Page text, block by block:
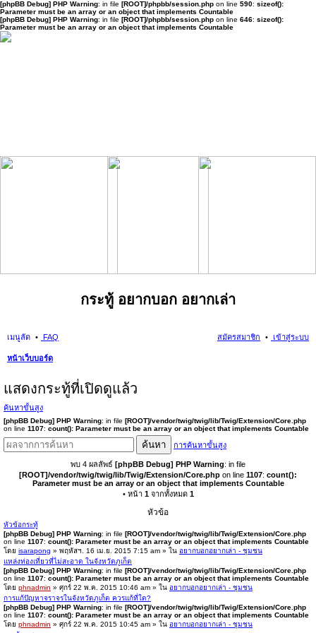
[phpBB Debug] PHP Warning: in file [ROOT]/phpbb/session.php on line 590: sizeof():
Parameter must be an array or an object that implements Countable
[phpBB Debug] PHP Warning: in file [ROOT]/phpbb/session.php on line 646: sizeof():
Parameter must be an array or an object that implements Countable
กระทู้ อยากบอก อยากเล่า
เมนูลัด FAQ เข้าสู่ระบบ
สมัครสมาชิก
หน้าเว็บบอร์ด
แสดงกระทู้ที่เปิดดูแล้ว
ค้นหาขั้นสูง
[phpBB Debug] PHP Warning: in file [ROOT]/vendor/twig/twig/lib/Twig/Extension/Core.php
on line 1107: count(): Parameter must be an array or an object that implements Countable
ค้นหา การค้นหาขั้นสูง
พบ 4 ผลลัพธ์ [phpBB Debug] PHP Warning: in file
[ROOT]/vendor/twig/twig/lib/Twig/Extension/Core.php on line 1107: count():
Parameter must be an array or an object that implements Countable
• หน้า 1จากทั้งหมด 1
หัวข้อ
หัวข้อกระทู้
[phpBB Debug] PHP Warning: in file [ROOT]/vendor/twig/twig/lib/Twig/Extension/Core.php
on line 1107: count(): Parameter must be an array or an object that implements Countable
โดย isarapong » พฤหัสฯ. 16 เม.ย. 2015 7:15 am » ใน อยากบอกอยากเล่า - ชุมชน
แหล่งท่องเที่ยวที่ไม่สะอาด ในจังหวัดภูเก็ต
[phpBB Debug] PHP Warning: in file [ROOT]/vendor/twig/twig/lib/Twig/Extension/Core.php
on line 1107: count(): Parameter must be an array or an object that implements Countable
โดย phnadmin » ศุกร์ 22 พ.ค. 2015 10:46 am » ใน อยากบอกอยากเล่า - ชุมชน
การแก้ปัญหาจราจรในจังหวัดภูเก็ต ควรแก้ที่ใด?
[phpBB Debug] PHP Warning: in file [ROOT]/vendor/twig/twig/lib/Twig/Extension/Core.php
on line 1107: count(): Parameter must be an array or an object that implements Countable
โดย phnadmin » ศุกร์ 22 พ.ค. 2015 10:45 am » ใน อยากบอกอยากเล่า - ชุมชน